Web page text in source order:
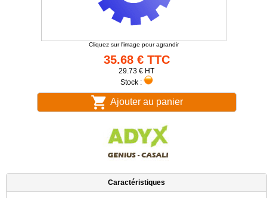
Cliquez sur l'image pour agrandir
35.68 € TTC
29.73 € HT
Stock :
Ajouter au panier
Caractéristiques